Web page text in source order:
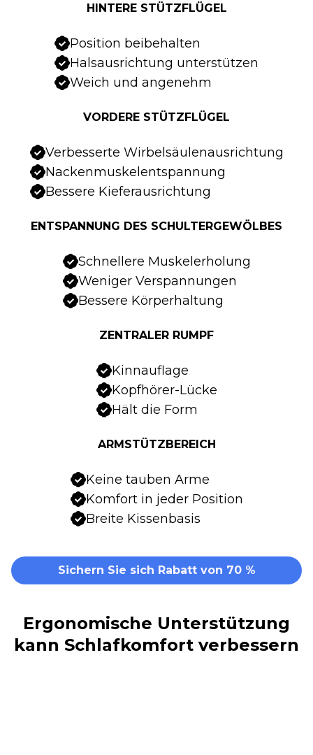
HINTERE STÜTZFLÜGEL
Position beibehalten
Halsausrichtung unterstützen
Weich und angenehm
VORDERE STÜTZFLÜGEL
Verbesserte Wirbelsäulenausrichtung
Nackenmuskelentspannung
Bessere Kieferausrichtung
ENTSPANNUNG DES SCHULTERGEWÖLBES
Schnellere Muskelerholung
Weniger Verspannungen
Bessere Körperhaltung
ZENTRALER RUMPF
Kinnauflage
Kopfhörer-Lücke
Hält die Form
ARMSTÜTZBEREICH
Keine tauben Arme
Komfort in jeder Position
Breite Kissenbasis
Sichern Sie sich Rabatt von 70 %
Ergonomische Unterstützung
kann Schlafkomfort verbessern